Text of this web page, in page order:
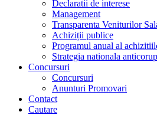
Declaratii de interese
Management
Transparenta Veniturilor
Achiziții publice
Programul anual al
Strategia nationala
Concursuri
Concursuri
Anunturi Promovari
Contact
Cautare